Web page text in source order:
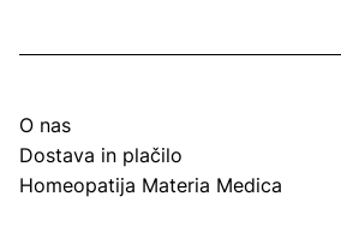
O nas
Dostava in plačilo
Homeopatija Materia Medica